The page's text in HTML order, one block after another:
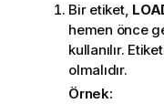
Bir etiket,
hemen önce
kullanılır.
olmalıdır.
Örnek: